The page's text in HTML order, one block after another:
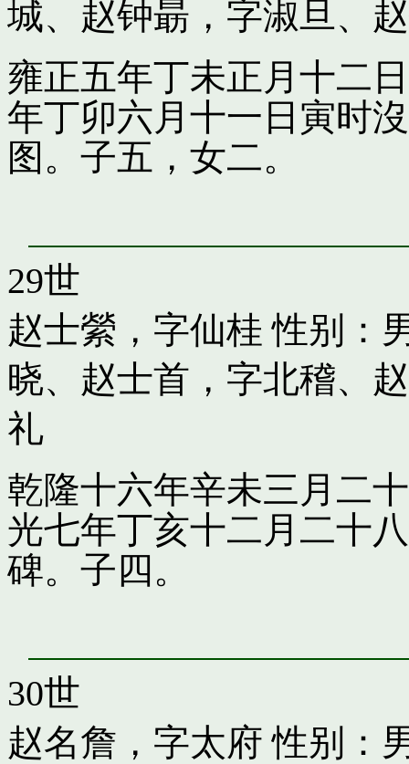
城、 赵钟朂，字淑旦、
雍正五年丁未正月十二
年丁卯六月十一日寅时
图。子五，女二。
29世
赵士縈，字仙桂 性别：
晓、 赵士首，字北稽、
礼
乾隆十六年辛未三月二
光七年丁亥十二月二十
碑。子四。
30世
赵名詹，字太府 性别：